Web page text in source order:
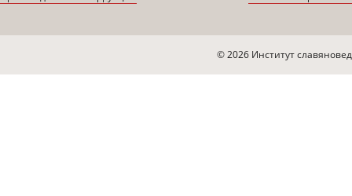
© 2026 Институт